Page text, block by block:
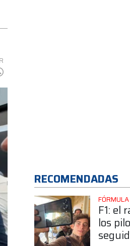
RECOMENDADAS
FÓRMULA
F1: el
los